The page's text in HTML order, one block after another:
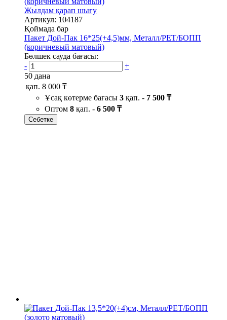
Жылдам қарап шығу
Артикул: 104187
Қоймада бар
Пакет Дой-Пак 16*25(+4,5)мм, Металл/PET/БОПП
(коричневый матовый)
Бөлшек сауда бағасы:
-
+
50 дана
қап. 8 000 ₸
Ұсақ көтерме бағасы 3 қап. - 7 500 ₸
Оптом 8 қап. - 6 500 ₸
Себетке